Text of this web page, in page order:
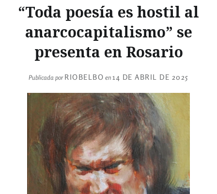
“Toda poesía es hostil al
anarcocapitalismo” se
presenta en Rosario
Publicada porRIOBELBO en14 DE ABRIL DE 2025